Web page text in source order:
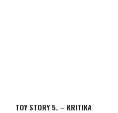
TOY STORY 5. – KRITIKA